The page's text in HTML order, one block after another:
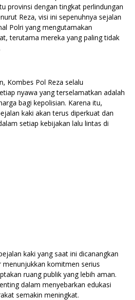
provinsi dengan tingkat perlindungan
Reza, visi ini sepenuhnya sejalan
Polri yang mengutamakan
terutama mereka yang paling tidak
Kombes Pol Reza selalu
nyawa yang terselamatkan adalah
bagi kepolisian. Karena itu,
kaki akan terus diperkuat dan
setiap kebijakan lalu lintas di
kaki yang saat ini dicanangkan
menunjukkan komitmen serius
ruang publik yang lebih aman.
dalam menyebarkan edukasi
semakin meningkat.